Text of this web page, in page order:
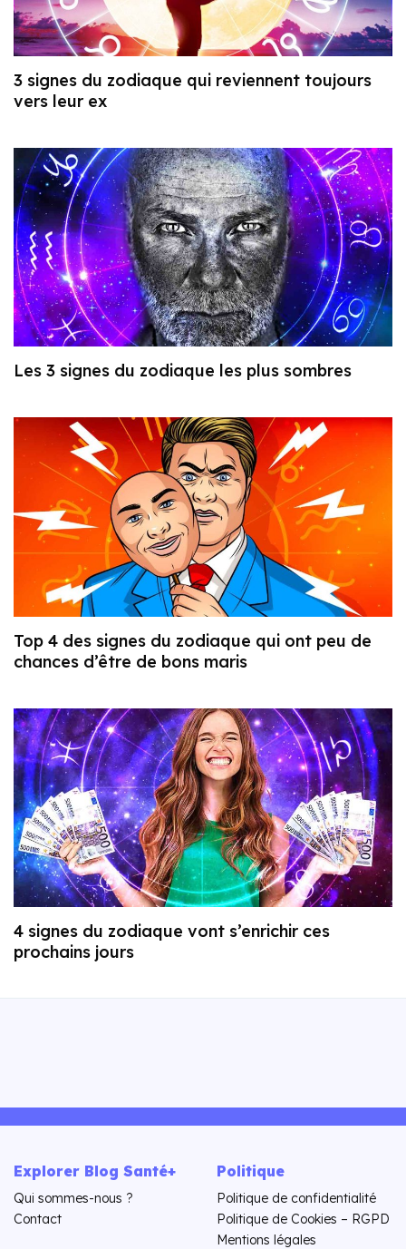
3 signes du zodiaque qui reviennent toujours
vers leur ex
Les 3 signes du zodiaque les plus sombres
Top 4 des signes du zodiaque qui ont peu de
chances d’être de bons maris
4 signes du zodiaque vont s’enrichir ces
prochains jours
Explorer Blog Santé+
Qui sommes-nous ?
Contact
Politique
Politique de confidentialité
Politique de Cookies – RGPD
Mentions légales